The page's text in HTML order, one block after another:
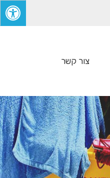
צור קשר